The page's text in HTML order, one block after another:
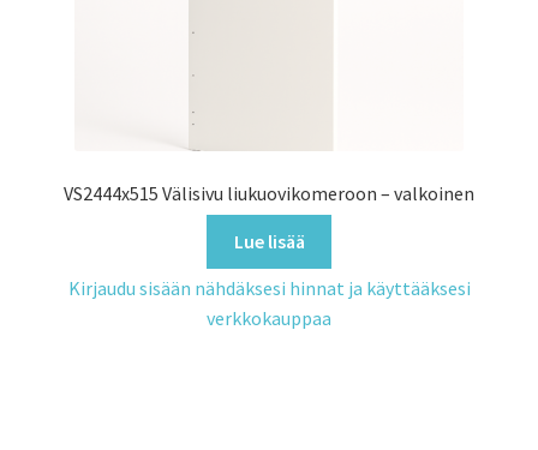
VS2444x515 Välisivu liukuovikomeroon – valkoinen
Lue lisää
Kirjaudu sisään nähdäksesi hinnat ja käyttääksesi
verkkokauppaa